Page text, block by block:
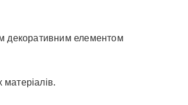
декоративним елементом